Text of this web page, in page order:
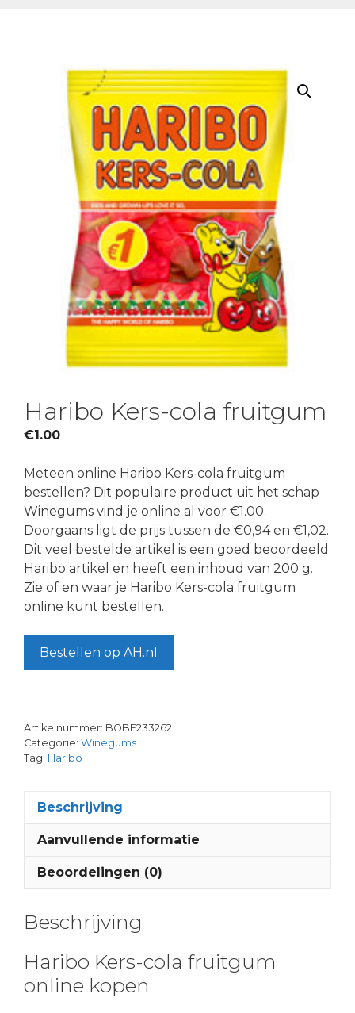
Haribo Kers-cola fruitgum
€1.00
Meteen online Haribo Kers-cola fruitgum
bestellen? Dit populaire product uit het schap
Winegums vind je online al voor €1.00.
Doorgaans ligt de prijs tussen de €0,94 en €1,02.
Dit veel bestelde artikel is een goed beoordeeld
Haribo artikel en heeft een inhoud van 200 g.
Zie of en waar je Haribo Kers-cola fruitgum
online kunt bestellen.
Bestellen op AH.nl
Artikelnummer: BOBE233262
Categorie: Winegums
Tag: Haribo
Beschrijving
Aanvullende informatie
Beoordelingen (0)
Beschrijving
Haribo Kers-cola fruitgum
online kopen